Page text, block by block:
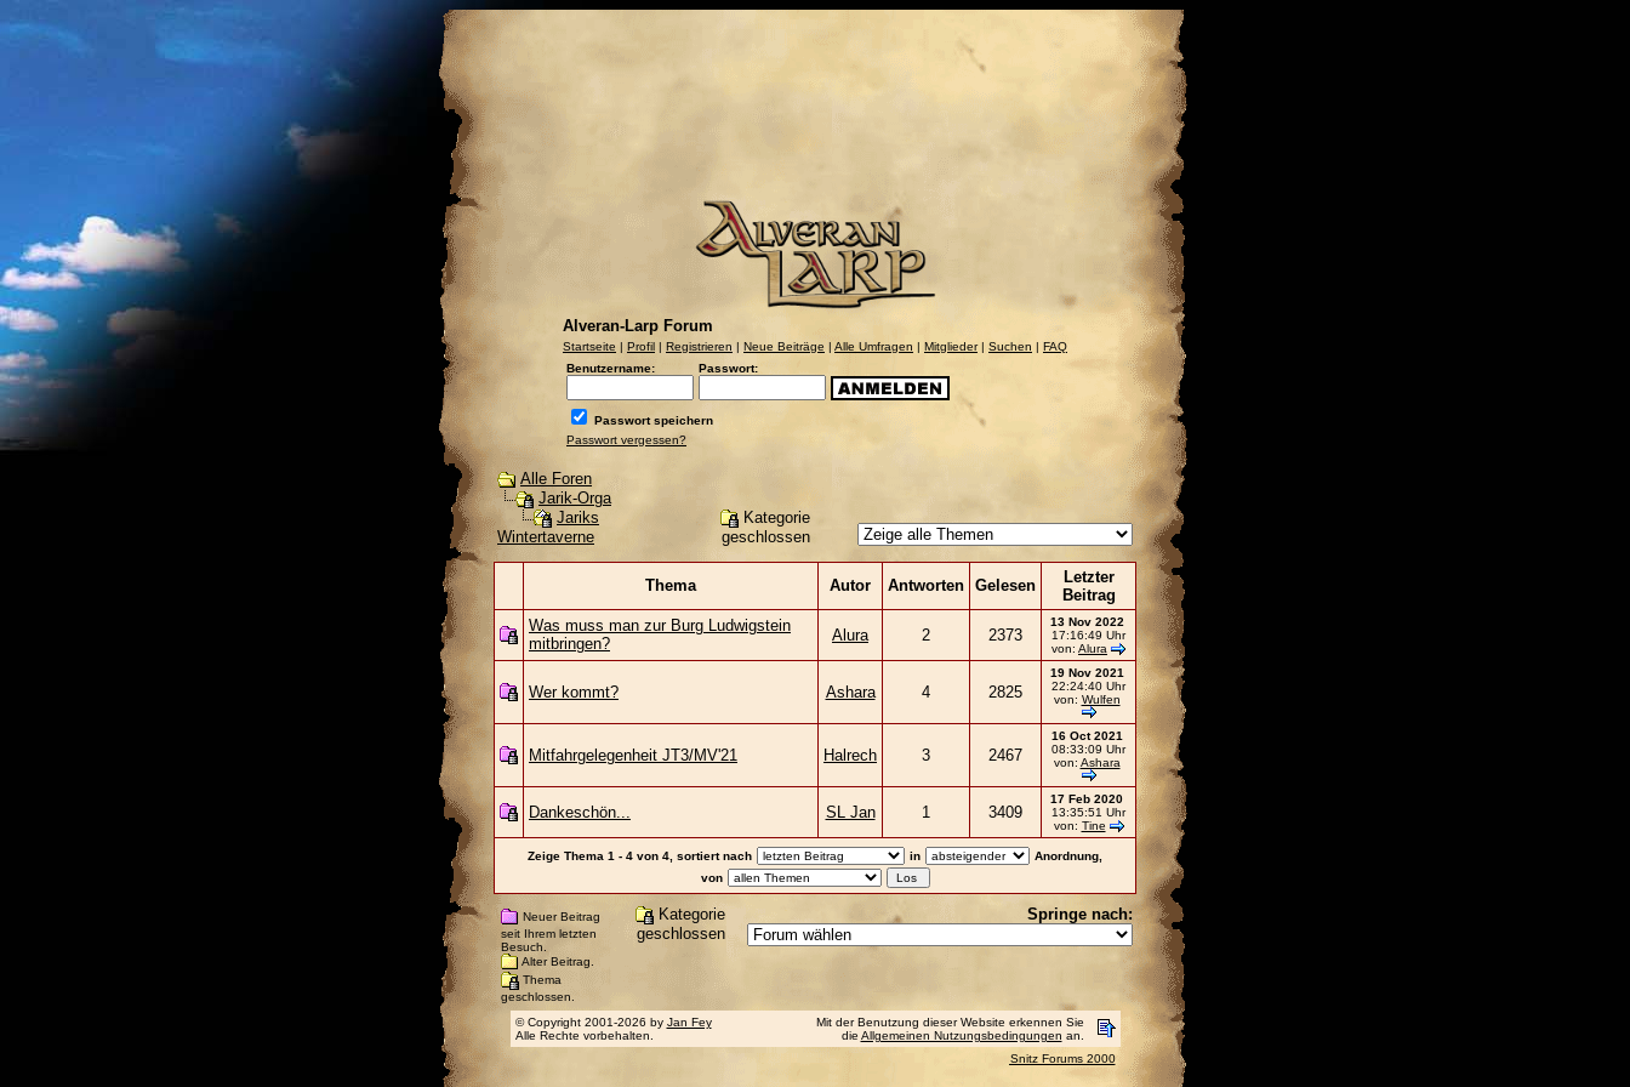
Alveran-Larp Forum
Startseite | Profil | Registrieren | Neue Beiträge | Alle Umfragen | Mitglieder| Suchen | FAQ
Benutzername:
Passwort:
Passwort speichern
Passwort vergessen?
Alle Foren
Jarik-Orga
Jariks
Wintertaverne
Kategorie
geschlossen
Thema Autor Antworten Gelesen
Letzter
Beitrag
Was muss man zur Burg Ludwigstein
mitbringen?
Alura 2 2373
13 Nov 2022
17:16:49 Uhr
von: Alura
Wer kommt? Ashara 4 2825
19 Nov 2021
22:24:40 Uhr
von: Wulfen
Mitfahrgelegenheit JT3/MV'21 Halrech 3 2467
16 Oct 2021
08:33:09 Uhr
von: Ashara
Dankeschön... SL Jan 1 3409
17 Feb 2020
13:35:51 Uhr
von: Tine
Zeige Thema 1 - 4 von 4, sortiert nach in
Anordnung,
von
Neuer Beitrag
seit Ihrem letzten
Besuch.
Alter Beitrag.
Thema
geschlossen.
Kategorie
geschlossen
Springe nach:
© Copyright 2001-2026 by Jan Fey
Alle Rechte vorbehalten.
Mit der Benutzung dieser Website erkennen Sie
die Allgemeinen Nutzungsbedingungen an.
Snitz Forums 2000